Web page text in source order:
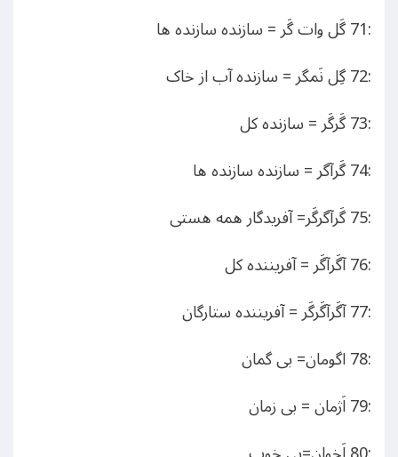
:71 گَل وات گَر = سازنده سازنده ها
:72 گِل نَمگر = سازنده آب از خاک
:73 گَرگَر = سازنده کل
:74 گَرآگر = سازنده سازنده ها
:75 گَرآگرگَر= آفریدگار همه هستی
:76 آگَرآگَر = آفریننده کل
:77 آگَرآگَرگَر = آفریننده ستارگان
:78 اگومان= بی گمان
:79 اَژمان = بی زمان